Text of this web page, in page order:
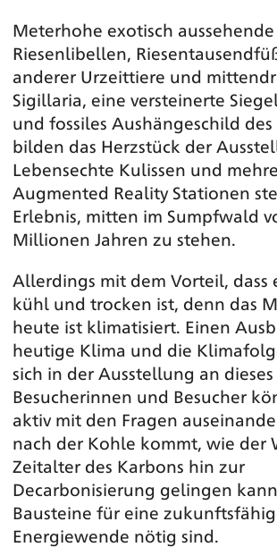
Meterhohe exotisch
Riesenlibellen,
anderer Urzeittiere und
Sigillaria, eine versteinerte
und fossiles Aushängeschild des
bilden das Herzstück der
Lebensechte Kulissen und
Augmented Reality Stationen
Erlebnis, mitten im Sumpfwald
Millionen Jahren zu stehen.
Allerdings mit dem Vorteil, dass
kühl und trocken ist, denn das
heute ist klimatisiert. Einen
heutige Klima und die
sich in der Ausstellung an
Besucherinnen und Besucher
aktiv mit den Fragen
nach der Kohle kommt, wie der
Zeitalter des Karbons hin zur
Decarbonisierung gelingen
Bausteine für eine
Energiewende nötig sind.